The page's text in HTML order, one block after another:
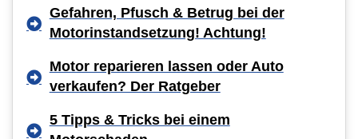
Gefahren, Pfusch & Betrug bei der
Motorinstandsetzung! Achtung!
Motor reparieren lassen oder Auto
verkaufen? Der Ratgeber
5 Tipps & Tricks bei einem